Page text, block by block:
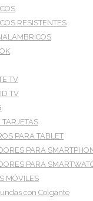
RESISTENTES
TV
TV
TARJETAS
PARA TABLET
PARA
PARA
MÓVILES
con Colgante